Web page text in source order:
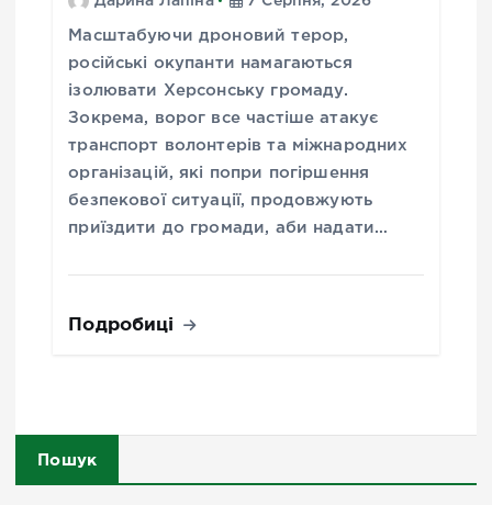
Масштабуючи дроновий терор,
російські окупанти намагаються
ізолювати Херсонську громаду.
Зокрема, ворог все частіше атакує
транспорт волонтерів та міжнародних
організацій, які попри погіршення
безпекової ситуації, продовжують
приїздити до громади, аби надати…
Подробиці
Пошук